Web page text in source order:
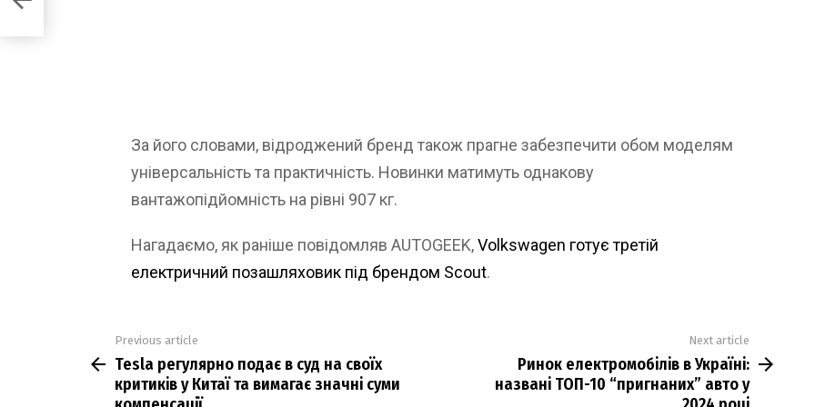
За його словами, відроджений бренд також прагне забезпечити обом моделям
універсальність та практичність. Новинки матимуть однакову
вантажопідйомність на рівні 907 кг.
Нагадаємо, як раніше повідомляв AUTOGEEK,Volkswagen готує третій
електричний позашляховик під брендом Scout.
more
Previous article
Tesla регулярно подає в суд на своїх
критиків у Китаї та вимагає значні суми
Next article
Ринок електромобілів в Україні:
названі ТОП-10 “пригнаних” авто у